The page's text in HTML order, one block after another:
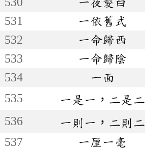
531
一依舊式
532
一命歸西
533
一命歸陰
534
一面
535
一是一，二是二
536
一則一，二則二
537
一厘一毫